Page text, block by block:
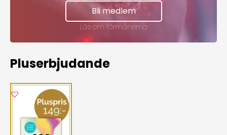
Bli medlem
Läs om förmånerna
Pluserbjudande